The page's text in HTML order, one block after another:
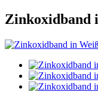
Zinkoxidband